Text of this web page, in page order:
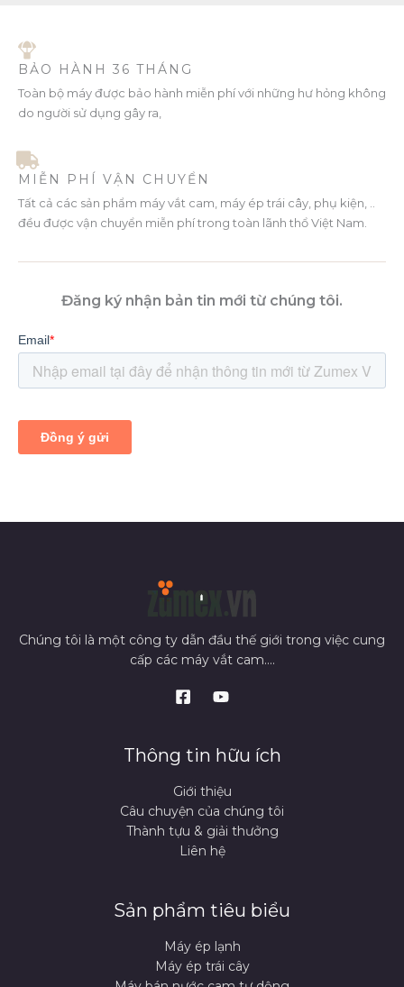
BẢO HÀNH 36 THÁNG
Toàn bộ máy được bảo hành miễn phí với những hư hỏng không
do người sử dụng gây ra,
MIỄN PHÍ VẬN CHUYỂN
Tất cả các sản phẩm máy vắt cam, máy ép trái cây, phụ kiện, ..
đều được vận chuyển miễn phí trong toàn lãnh thổ Việt Nam.
Đăng ký nhận bản tin mới từ chúng tôi.
Chúng tôi là một công ty dẫn đầu thế giới trong việc cung
cấp các máy vắt cam....
Thông tin hữu ích
Giới thiệu
Câu chuyện của chúng tôi
Thành tựu & giải thưởng
Liên hệ
Sản phẩm tiêu biểu
Máy ép lạnh
Máy ép trái cây